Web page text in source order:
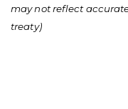
may not reflect
treaty)